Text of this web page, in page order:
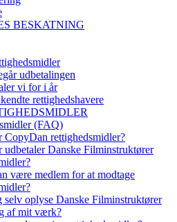
BESKATNING
udbetalingen
vi for i år
rettighedshavere
(FAQ)
CopyDan rettighedsmidler?
udbetaler Danske Filminstruktører
være medlem for at modtage
selv oplyse Danske Filminstruktører
af mit værk?